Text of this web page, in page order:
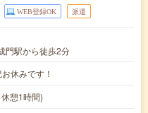
WEB登録OK 派遣
門駅から徒歩2分
休みです！
憩1時間)